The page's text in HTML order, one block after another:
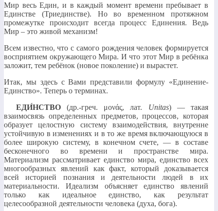
Мир весь Един, и в каждый момент времени пребывает в
Единстве (Триединстве). Но во временном протяжном
промежутке происходит всегда процесс Единения. Ведь
Мир – это живой механизм!
Всем известно, что с самого рождения человек формируется
восприятием окружающего Мира. И что этот Мир в ребёнка
заложит, тем ребёнок (новое поколение) и вырастет.
Итак, мы здесь с Вами представили формулу «Единение-
Единство». Теперь о терминах.
ЕДИ́НСТВО(др.-греч. μονάς, лат. Unitas) — такая
взаимосвязь определенных предметов, процессов, которая
образует целостную систему взаимодействия, внутренне
устойчивую в изменениях и в то же время включающуюся в
более широкую систему, в конечном счете, — в составе
бесконечного во времени и пространстве мира.
Материализм рассматривает единство мира, единство всех
многообразных явлений как факт, который доказывается
всей историей познания и деятельности людей в их
материальности. Идеализм объясняет единство явлений
только как идеальное единство, как результат
целесообразной деятельности человека (духа, бога).